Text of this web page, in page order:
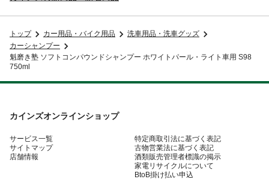
トップ カー用品・バイク用品
洗車用品・洗車グッズ
カーシャンプー
魁磨き塾 ソフトコンパウンドシャンプー ホワイトパール・ライト車用 S98
750ml
カインズオンラインショップ
サービス一覧
サイトマップ
店舗情報
特定商取引法に基づく表記
古物営業法に基づく表記
酒類販売管理者標識の掲示
家電リサイクルについて
BtoB掛け払い申込